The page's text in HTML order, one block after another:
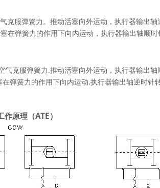
克服弹簧力。推动活塞向外运动，执行器输出
在弹簧力的作用下向内运动，执行器输出轴顺时
气克服弹簧力.推动活塞向外运动，执行器输出
弹簧力的作用下向内运动.执行器输出轴逆时针
原理（ATE）